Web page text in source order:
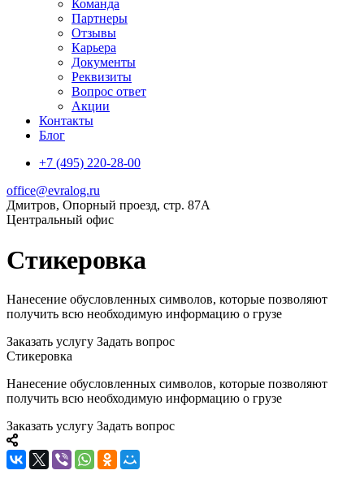
Команда
Партнеры
Отзывы
Карьера
Документы
Реквизиты
Вопрос ответ
Акции
Контакты
Блог
+7 (495) 220-28-00
office@evralog.ru
Дмитров, Опорный проезд, стр. 87А
Центральный офис
Стикеровка
Нанесение обусловленных символов, которые позволяют
получить всю необходимую информацию о грузе
Заказать услугу Задать вопрос
Стикеровка
Нанесение обусловленных символов, которые позволяют
получить всю необходимую информацию о грузе
Заказать услугу Задать вопрос